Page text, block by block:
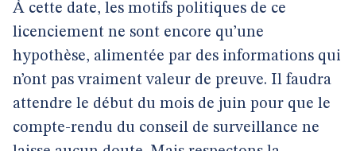
À cette date, les motifs politiques de ce
licenciement ne sont encore qu’une
hypothèse, alimentée par des informations qui
n’ont pas vraiment valeur de preuve. Il faudra
attendre le début du mois de juin pour que le
compte-rendu du conseil de surveillance ne